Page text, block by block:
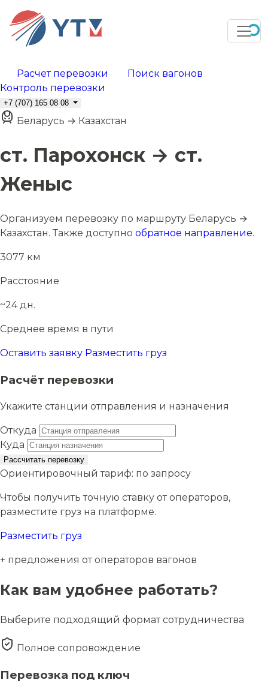
Расчет перевозки
Поиск вагонов
Контроль перевозки
+7 (707) 165 08 08
Беларусь → Казахстан
ст. Парохонск → ст.
Женыс
Организуем перевозку по маршруту Беларусь →
Казахстан. Также доступно обратное направление.
3077 км
Расстояние
~24 дн.
Среднее время в пути
Оставить заявку Разместить груз
Расчёт перевозки
Укажите станции отправления и назначения
Откуда
Куда
Рассчитать перевозку
Ориентировочный тариф: по запросу
Чтобы получить точную ставку от операторов,
разместите груз на платформе.
Разместить груз
+ предложения от операторов вагонов
Как вам удобнее работать?
Выберите подходящий формат сотрудничества
Полное сопровождение
Перевозка под ключ